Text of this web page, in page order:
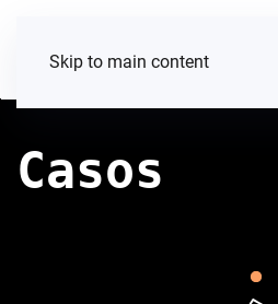
Skip to main content
Casos